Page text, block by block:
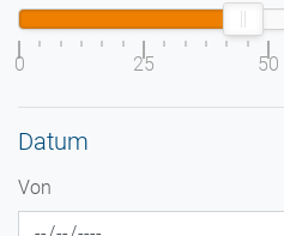
0 25 50
Datum
Von